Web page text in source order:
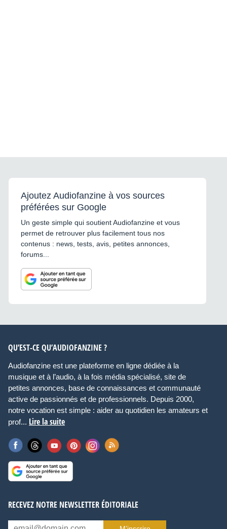
Ajoutez Audiofanzine à vos sources
préférées sur Google
Un geste simple qui soutient Audiofanzine et vous
permet de retrouver plus facilement tous nos
contenus : news, tests, avis, petites annonces,
forums...
QU’EST-CE QU’AUDIOFANZINE ?
Audiofanzine est une plateforme en ligne dédiée à la
musique et à l’audio, à la fois média spécialisé, site de
petites annonces, base de connaissances et communauté
active de passionnés et de professionnels. Depuis 2000,
notre vocation est simple : aider au quotidien les amateurs et
prof... Lire la suite
RECEVEZ NOTRE NEWSLETTER ÉDITORIALE